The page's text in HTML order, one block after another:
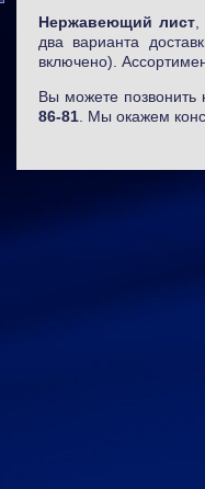
Нержавеющий лист,
два варианта
включено).
Вы можете
86-81 . Мы окажем